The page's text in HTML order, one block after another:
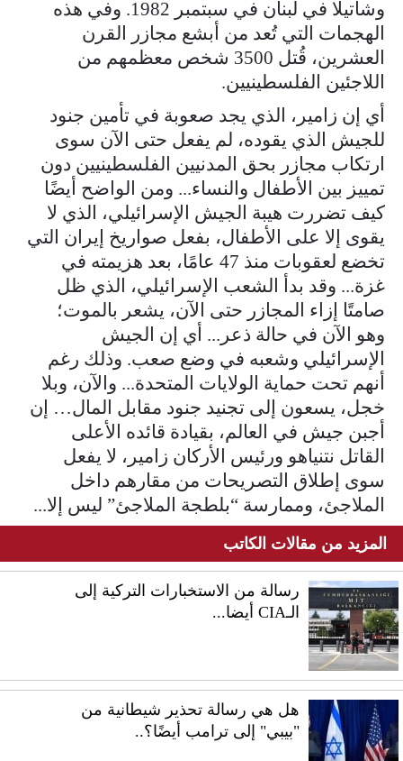
وشاتيلا في لبنان في سبتمبر 1982. وفي هذه
الهجمات التي تُعد من أبشع مجازر القرن
العشرين، قُتل 3500 شخص معظمهم من
اللاجئين الفلسطينيين.
أي إن زامير، الذي يجد صعوبة في تأمين جنود
للجيش الذي يقوده، لم يفعل حتى الآن سوى
ارتكاب مجازر بحق المدنيين الفلسطينيين دون
تمييز بين الأطفال والنساء... ومن الواضح أيضًا
كيف تضررت هيبة الجيش الإسرائيلي، الذي لا
يقوى إلا على الأطفال، بفعل صواريخ إيران التي
تخضع لعقوبات منذ 47 عامًا، بعد هزيمته في
غزة... وقد بدأ الشعب الإسرائيلي، الذي ظل
صامتًا إزاء المجازر حتى الآن، يشعر بالموت؛
وهو الآن في حالة ذعر... أي إن الجيش
الإسرائيلي وشعبه في وضع صعب. وذلك رغم
أنهم تحت حماية الولايات المتحدة... والآن، وبلا
خجل، يسعون إلى تجنيد جنود مقابل المال… إن
أجبن جيش في العالم، بقيادة قائده الأعلى
القاتل نتنياهو ورئيس الأركان زامير، لا يفعل
سوى إطلاق التصريحات من مقارهم داخل
الملاجئ، وممارسة “بلطجة الملاجئ” ليس إلا...
المزيد من مقالات الكاتب
رسالة من الاستخبارات التركية إلى
الـCIA أيضا...
هل هي رسالة تحذير شيطانية من
"بيبي" إلى ترامب أيضًا؟..